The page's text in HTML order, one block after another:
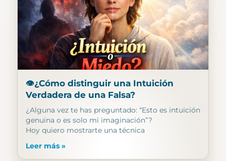
👁️¿Cómo distinguir una Intuición
Verdadera de una Falsa?
¿Alguna vez te has preguntado: “Esto es intuición
genuina o es solo mi imaginación”?
Hoy quiero mostrarte una técnica
Leer más »